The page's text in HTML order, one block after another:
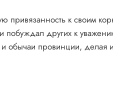
привязанность к своим
побуждал других к
обычаи провинции, делая